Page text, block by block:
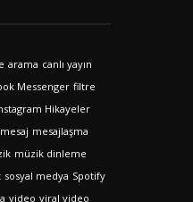
arama canlı yayın
Messenger filtre
Hikayeler
mesaj mesajlaşma
müzik dinleme
sosyal medya Spotify
video viral video